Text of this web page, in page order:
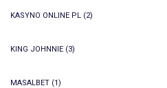
KASYNO ONLINE PL (2)
KING JOHNNIE (3)
MASALBET (1)